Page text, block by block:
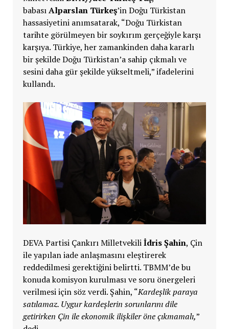
babasıAlparslan Türkeş’in Doğu Türkistan
hassasiyetini anımsatarak, “Doğu Türkistan
tarihte görülmeyen bir soykırım gerçeğiyle karşı
karşıya. Türkiye, her zamankinden daha kararlı
bir şekilde Doğu Türkistan’a sahip çıkmalı ve
sesini daha gür şekilde yükseltmeli,” ifadelerini
kullandı.
DEVA Partisi Çankırı Milletvekiliİdris Şahin, Çin
ile yapılan iade anlaşmasını eleştirerek
reddedilmesi gerektiğini belirtti. TBMM’de bu
konuda komisyon kurulması ve soru önergeleri
verilmesi için söz verdi. Şahin, “Kardeşlik paraya
satılamaz. Uygur kardeşlerin sorunlarını dile
getirirken Çin ile ekonomik ilişkiler öne çıkmamalı,”